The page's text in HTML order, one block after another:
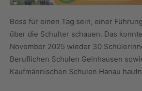
Boss für einen Tag sein, einer
über die Schulter schauen. Das
November 2025 wieder 30
Beruflichen Schulen Gelnhausen
Kaufmännischen Schulen Hanau